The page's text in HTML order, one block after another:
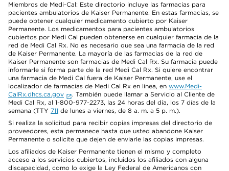
Miembros de Medi-Cal: Este directorio incluye las farmacias para
pacientes ambulatorios de Kaiser Permanente. En estas farmacias, se
puede obtener cualquier medicamento cubierto por Kaiser
Permanente. Los medicamentos para pacientes ambulatorios
cubiertos por Medi Cal pueden obtenerse en cualquier farmacia de la
red de Medi Cal Rx. No es necesario que sea una farmacia de la red
de Kaiser Permanente. La mayoría de las farmacias de la red de
Kaiser Permanente son farmacias de Medi Cal Rx. Su farmacia puede
informarle si forma parte de la red Medi Cal Rx. Si quiere encontrar
una farmacia de Medi Cal fuera de Kaiser Permanente, use el
localizador de farmacias de Medi Cal Rx en línea, en www.Medi-
CalRx.dhcs.ca.gov
. También puede llamar a Servicio al Cliente de
Medi Cal Rx, al 1-800-977-2273, las 24 horas del día, los 7 días de la
semana (TTY 711 de lunes a viernes, de 8 a. m. a 5 p. m.).
Si realiza la solicitud para recibir copias impresas del directorio de
proveedores, esta permanece hasta que usted abandone Kaiser
Permanente o solicite que dejen de enviarle las copias impresas.
Los afiliados de Kaiser Permanente tienen el mismo y completo
acceso a los servicios cubiertos, incluidos los afiliados con alguna
discapacidad, como lo exige la Ley Federal de Americanos con